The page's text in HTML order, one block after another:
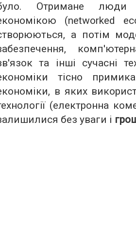
Отримане люди
(networked
а потім
та інші сучасні
тісно
в яких
(електронна
без уваги і